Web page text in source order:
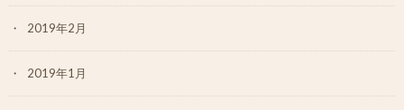
2019年2月
2019年1月